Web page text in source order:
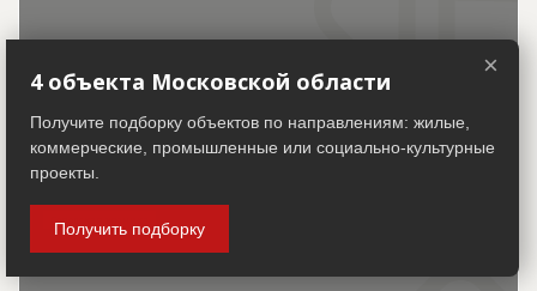
30.07.2026
×
4 объекта Московской области
Получите подборку объектов по направлениям: жилые,
коммерческие, промышленные или социально-культурные
проекты.
Получить подборку